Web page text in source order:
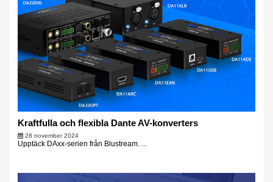
Kraftfulla och flexibla Dante AV-konverters
28 november 2024
Upptäck DAxx-serien från Blustream. ...